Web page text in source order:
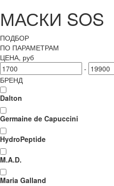
МАСКИ SOS
ПОДБОР
ПО ПАРАМЕТРАМ
ЦЕНА, руб
-
БРЕНД
Dalton
Germaine de Capuccini
HydroPeptide
M.A.D.
Maria Galland